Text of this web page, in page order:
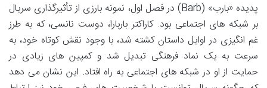
پدیده «بارب» (Barb) در فصل اول، نمونه بارزی از تأثیرگذاری سریال
بر شبکه های اجتماعی بود. کاراکتر باربارا، دوست نانسی، که به طرز
غم انگیزی در اوایل داستان کشته شد، با وجود نقش کوتاه خود، به
سرعت به یک نماد فرهنگی تبدیل شد و کمپین های زیادی در
حمایت از او در شبکه های اجتماعی به راه افتاد. این نشان می دهد